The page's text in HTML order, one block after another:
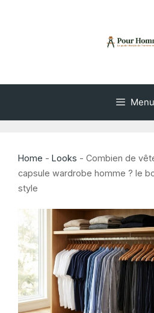
Menu
Home - Looks - Combien de
capsule wardrobe homme ? le
style